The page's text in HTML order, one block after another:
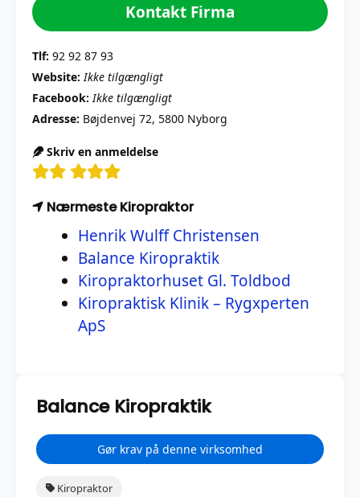
Kontakt Firma
Tlf: 92 92 87 93
Website: Ikke tilgængligt
Facebook: Ikke tilgængligt
Adresse: Bøjdenvej 72, 5800 Nyborg
Skriv en anmeldelse
Nærmeste Kiropraktor
Henrik Wulff Christensen
Balance Kiropraktik
Kiropraktorhuset Gl. Toldbod
Kiropraktisk Klinik – Rygxperten
ApS
Balance Kiropraktik
Gør krav på denne virksomhed
Kiropraktor